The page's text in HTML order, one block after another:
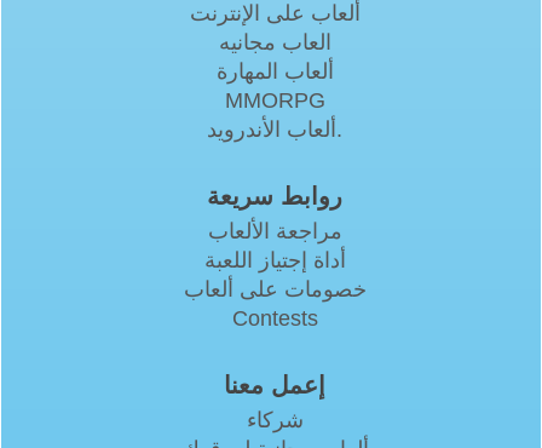
ألعاب على الإنترنت
العاب مجانيه
ألعاب المهارة
MMORPG
ألعاب الأندرويد.
روابط سريعة
مراجعة الألعاب
أداة إجتياز اللعبة
خصومات على ألعاب
Contests
إعمل معنا
شركاء